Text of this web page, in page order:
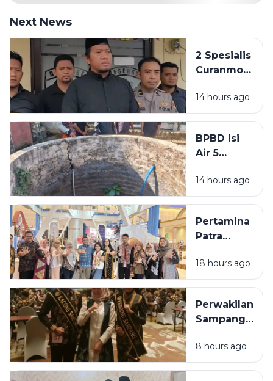
Next News
2 Spesialis
Curanmor
Bangkalan
Diringkus
Beraksi di
11 TKP
14 hours ago
BPBD Isi
Air 5
Warga
Sumenep
Kering
14 hours ago
Pertamina
Patra
Bawa 5
UMKM
Tampil di
Surabaya
2026
18 hours ago
Perwakilan
Sampang
Masuk 10
Besar pada
8 hours ago